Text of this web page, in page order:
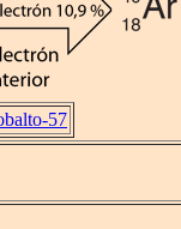
57